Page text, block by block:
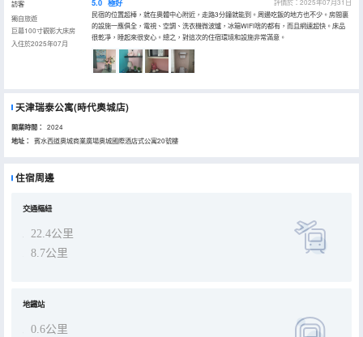
訪客
獨自旅遊
巨幕100寸觀影大床房
入住於2025年07月
5.0 極好
民宿的位置超棒，就在奧體中心附近，走路3分鐘就能到。周邊吃飯的地方也不少。房間裏
的設施一應俱全，電視、空調、洗衣機微波爐，冰箱WiFi啥的都有，而且網速超快。床品
很乾凈，睡起來很安心。總之，對這次的住宿環境和設施非常滿意。
天津瑞泰公寓(時代奧城店)
開業時間： 2024
地址： 賓水西道奧城商業廣場奧城國際酒店式公寓20號樓
住宿周邊
交通樞紐
22.4公里
8.7公里
地鐵站
0.6公里